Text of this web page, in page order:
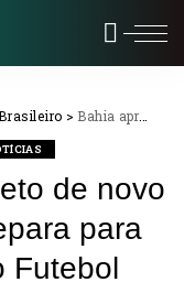
> Bahia apresenta projeto de novo alojamento e se prepara para uma nova fase no Futebol Feminino
de novo
para
Futebol